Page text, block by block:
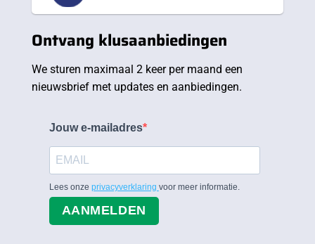
Ontvang klusaanbiedingen
We sturen maximaal 2 keer per maand een
nieuwsbrief met updates en aanbiedingen.
Jouw e-mailadres
Lees onze privacyverklaring voor meer informatie.
AANMELDEN